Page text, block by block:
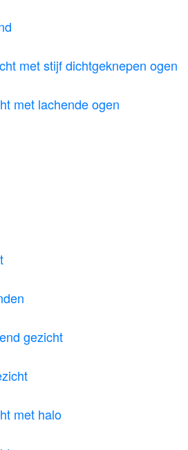
met stijf dichtgeknepen ogen
met lachende ogen
gezicht
met halo